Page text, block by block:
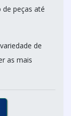
peças até
de
as mais